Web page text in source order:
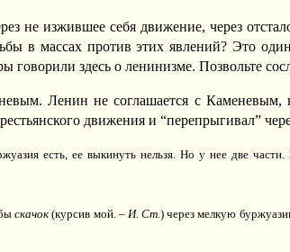
не изжившее себя движение, через
в массах против этих явлений? Это
здесь о ленинизме. Позвольте
Ленин не соглашается с
движения и “перепрыгивал”
есть, ее выкинуть нельзя. Но у нее две
быскачок (курсив мой. – И. Ст.) через мелкую